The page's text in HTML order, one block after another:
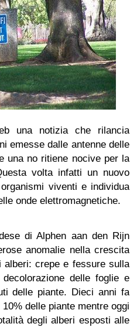
una notizia che rilancia
emesse dalle antenne delle
una no ritiene nocive per la
volta infatti un nuovo
viventi e individua
onde elettromagnetiche.
di Alphen aan den Rijn
anomalie nella crescita
alberi: crepe e fessure sulla
delle foglie e
delle piante. Dieci anni fa
delle piante mentre oggi
degli alberi esposti alle